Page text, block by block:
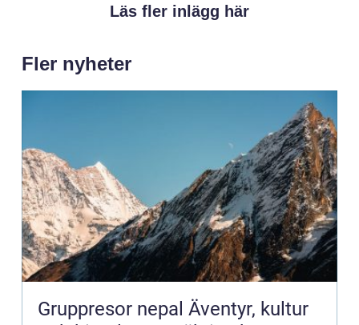
Läs fler inlägg här
Fler nyheter
Gruppresor nepal Äventyr, kultur